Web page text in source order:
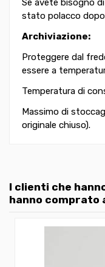
Se avete bisogno
stato polacco
Archiviazione:
Proteggere dal
essere a
Temperatura di
Massimo di
originale chiuso).
I clienti che
hanno comprato